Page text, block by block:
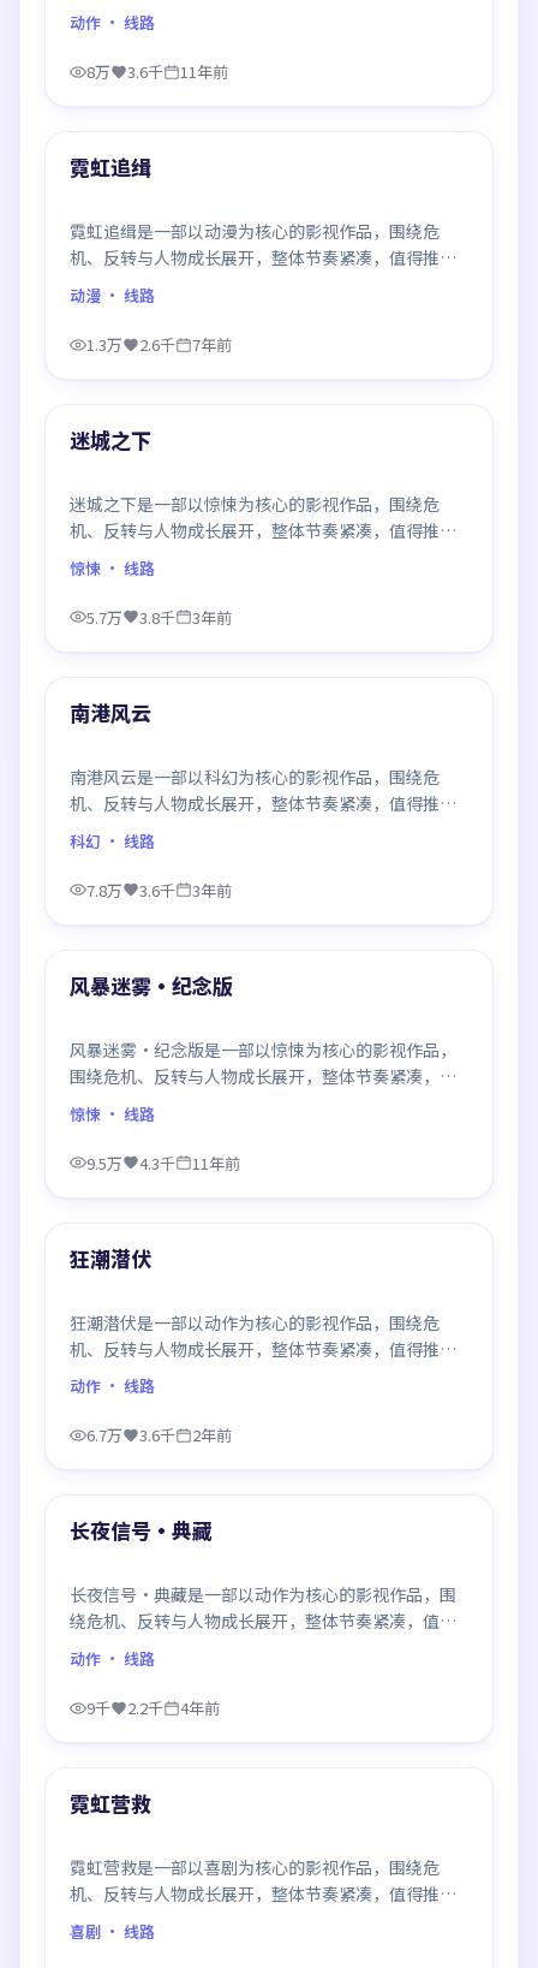
推荐观看。
动作 · 线路
8万 3.6千 11年前
最新
霓虹追缉
霓虹追缉是一部以动漫为核心的影视作品，围绕危
机、反转与人物成长展开，整体节奏紧凑，值得推荐
观看。
动漫 · 线路
1.3万 2.6千 7年前
最新
迷城之下
迷城之下是一部以惊悚为核心的影视作品，围绕危
机、反转与人物成长展开，整体节奏紧凑，值得推荐
观看。
惊悚 · 线路
5.7万 3.8千 3年前
最新
南港风云
南港风云是一部以科幻为核心的影视作品，围绕危
机、反转与人物成长展开，整体节奏紧凑，值得推荐
观看。
科幻 · 线路
7.8万 3.6千 3年前
最新
风暴迷雾·纪念版
风暴迷雾·纪念版是一部以惊悚为核心的影视作品，
围绕危机、反转与人物成长展开，整体节奏紧凑，值
得推荐观看。
惊悚 · 线路
9.5万 4.3千 11年前
最新
狂潮潜伏
狂潮潜伏是一部以动作为核心的影视作品，围绕危
机、反转与人物成长展开，整体节奏紧凑，值得推荐
观看。
动作 · 线路
6.7万 3.6千 2年前
最新
长夜信号·典藏
长夜信号·典藏是一部以动作为核心的影视作品，围
绕危机、反转与人物成长展开，整体节奏紧凑，值得
推荐观看。
动作 · 线路
9千 2.2千 4年前
最新
霓虹营救
霓虹营救是一部以喜剧为核心的影视作品，围绕危
机、反转与人物成长展开，整体节奏紧凑，值得推荐
观看。
喜剧 · 线路